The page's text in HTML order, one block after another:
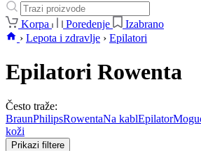
Korpa Poredenje
Izabrano
› Lepota i zdravlje › Epilatori
Epilatori Rowenta
Često traže:
BraunPhilipsRowentaNa kablEpilator
koži
Prikazi filtere